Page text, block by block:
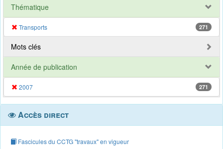
Thématique
Transports 271
Mots clés
Année de publication
2007 271
Accès direct
Fascicules du CCTG "travaux" en vigueur